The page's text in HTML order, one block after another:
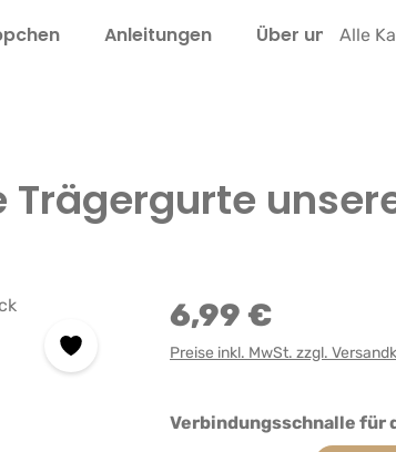
Anleitungen Über uns Alle
6,99 €
Preise inkl. MwSt. zzgl.
Verbindungsschnalle für